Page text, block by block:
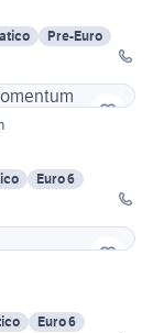
Pre-Euro
Euro 6
Euro 6